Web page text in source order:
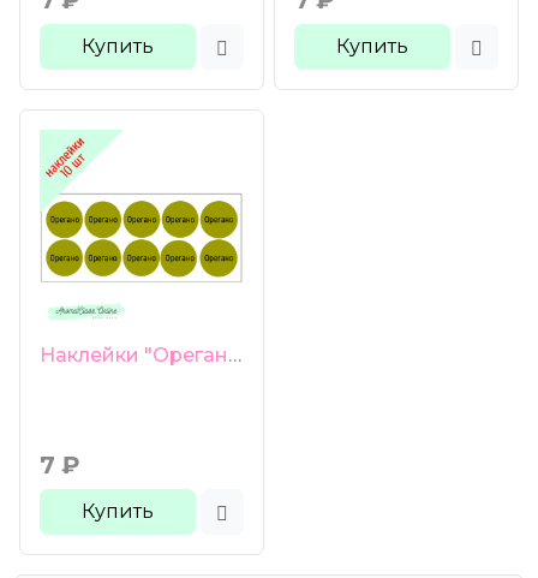
Купить Купить
Наклейки "Орегано" 10 шт
7 ₽
Купить